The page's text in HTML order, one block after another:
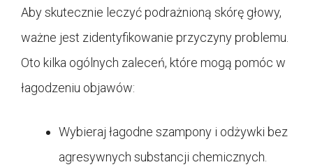
Aby skutecznie leczyć podrażnioną skórę głowy,
ważne jest zidentyfikowanie przyczyny problemu.
Oto kilka ogólnych zaleceń, które mogą pomóc w
łagodzeniu objawów:
Wybieraj łagodne szampony i odżywki bez
agresywnych substancji chemicznych.